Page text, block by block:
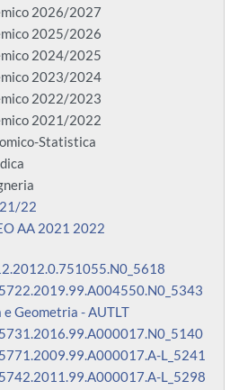
2026/2027
2025/2026
2024/2025
2023/2024
2022/2023
2021/2022
Statistica
22
AA 2021 2022
e Geometria - AUTLT
L_5241
L_5298